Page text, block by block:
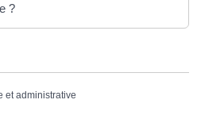
?
et administrative